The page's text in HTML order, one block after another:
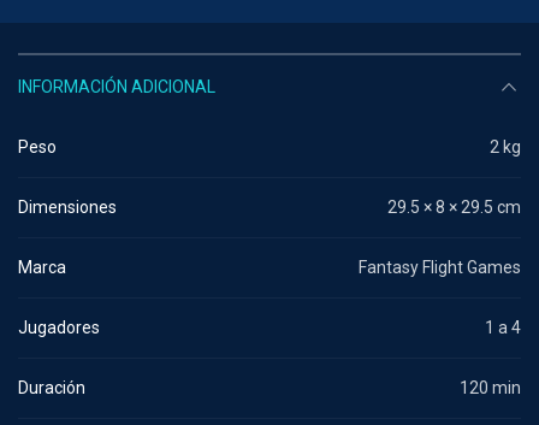
INFORMACIÓN ADICIONAL
Peso 2 kg
Dimensiones 29.5 × 8 × 29.5 cm
Marca Fantasy Flight Games
Jugadores 1 a 4
Duración 120 min